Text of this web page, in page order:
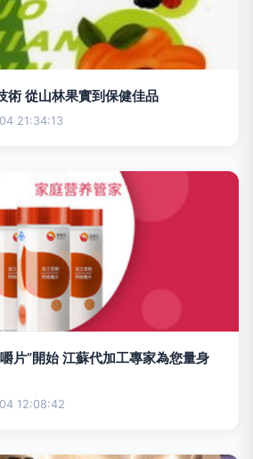
術 從山林果實到保健佳品
21:34:13
片”開始 江蘇代加工專家為您量身
12:08:42